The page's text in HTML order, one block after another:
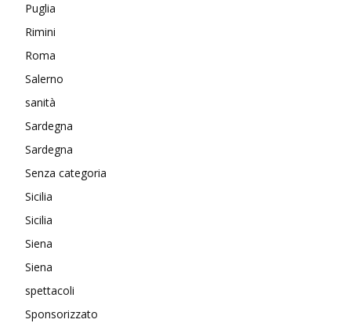
Puglia
Rimini
Roma
Salerno
sanità
Sardegna
Sardegna
Senza categoria
Sicilia
Sicilia
Siena
Siena
spettacoli
Sponsorizzato